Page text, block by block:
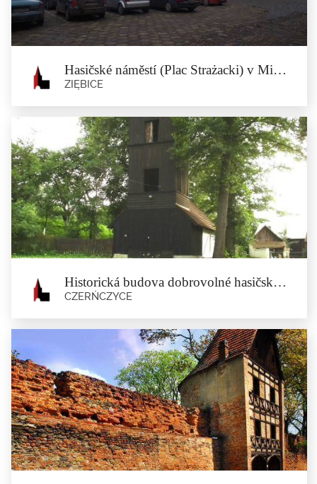
Dnešní poutní místo Utrpení Páně a menší...
Hasičské náměstí (Plac Strażacki) v Minsterberku
ZIĘBICE
Hasičské náměstí (Plac Strażacki) v
Minsterberku
Ziębice
Náměstí s budovou bývalé hasičské zbrojnice je místo...
Historická budova dobrovolné hasičské stráže v Czerńczycach.
CZERŃCZYCE
Historická budova dobrovolné
hasičské stráže v Czerńczycach.
Czerńczyce
Budova byla postavena v roce 1923. Uvnitř je historický, zrekonstruovaný...